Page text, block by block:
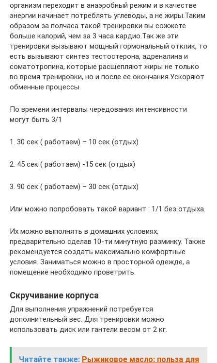
организм переходит в анаэробный режим и в качестве
энергии начинает потреблять углеводы, а не жиры.Таким
образом за полчаса такой тренировки вы сожжете
больше калорий, чем за 3 часа кардио.Так же эти
тренировки вызывают мощный гормональный отклик, то
есть вызывают синтез тестостерона, адреналина и
соматотропина, которые расщепляют жиры не только
во время тренировки, но и после ее окончания.Ускоряют
обменные процессы.
По времени интервалы чередования интенсивности
могут быть 3/1
1. 30 сек ( работаем) – 10 сек (отдых)
2. 45 сек ( работаем) -15 сек (отдых)
3. 90 сек ( работаем) – 30 сек (отдых)
Или можно попробовать такой вариант : 1/1 без отдыха.
Их можно выполнять в домашних условиях,
предварительно сделав 10-ти минутную разминку. Также
рекомендуется создать максимально комфортные
условия. Заниматься можно в просторной одежде, а
помещение необходимо проветрить.
Скручивание корпуса
Для выполнения упражнений потребуется
дополнительный вес. Для тренировки можно
использовать диск или гантели весом от 2 кг.
Читайте также: Рыжиковое масло: польза для